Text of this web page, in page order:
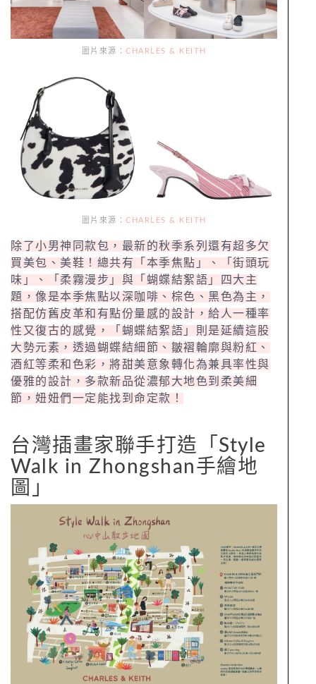
圖片來源： CHARLES & KEITH
圖片來源： CHARLES & KEITH
除了小男神同款包，最新的秋季系列還有超多欠
買美包、美鞋！總共有「本季焦點」、「街頭玩
味」、「柔霧漫步」與「蝴蝶結絮語」四大主
題，像是本季焦點以深咖啡、棕色、黑色為主，
搭配仿舊皮革和有點份量感的設計，給人一種率
性又復古的感覺，「蝴蝶結絮語」則是延續這股
大勢元素，透過蝴蝶結細節、皺褶輪廓與粉紅、
酒紅等柔和色彩，將甜美意象轉化為兼具率性與
優雅的設計，多款新品從濃郁大地色到柔美細
節，妞妞們一定能找到命定款！
台灣插畫家聯手打造「Style
Walk in Zhongshan手繪地
圖」